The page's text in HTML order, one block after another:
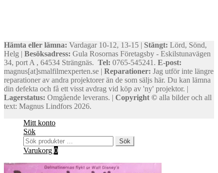
Hämta eller lämna: Vardagar 10-12, 13-15 | Stängt: Lörd, Sönd,
Helg | Besöksadress: Gula Rosornas Företagsby - Eskilstunavägen
34, port A , 64534 Strängnäs. Tel: 0765-545241. E-post:
magnus[at]smalfilmexperten.se | Reparationer: Jag utför inte längre
reparationer av andra projektorer än de som säljs här. Du kan lämna
din defekta och få ett visst avdrag vid köp av 'ny' projektor. |
Lagerstatus: Omgående leverans. | Copyright © alla bilder och all
text: Magnus Lindfors 2026.
Mitt konto
Sök
Sök
efter:
Sök
Varukorg 0